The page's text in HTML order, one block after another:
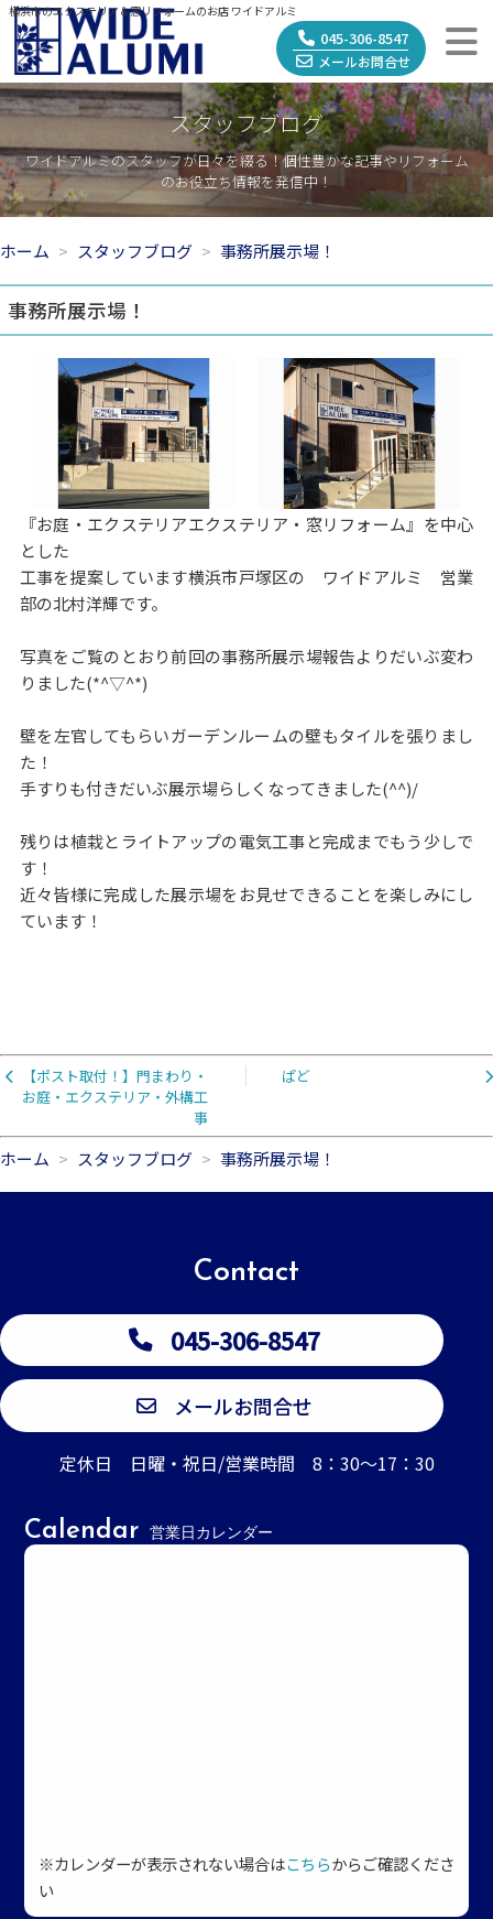
横浜市のエクステリア＆窓リフォームのお店 ワイドアルミ
045-306-8547
メールお問合せ
スタッフブログ
ワイドアルミのスタッフが日々を綴る！個性豊かな記事やリフォーム
のお役立ち情報を発信中！
ホーム スタッフブログ 事務所展示場！
事務所展示場！
『お庭・エクステリアエクステリア・窓リフォーム』を中心
とした
工事を提案しています横浜市戸塚区の ワイドアルミ 営業
部の北村洋輝です。
写真をご覧のとおり前回の事務所展示場報告よりだいぶ変わ
りました(*^▽^*)
壁を左官してもらいガーデンルームの壁もタイルを張りまし
た！
手すりも付きだいぶ展示場らしくなってきました(^^)/
残りは植栽とライトアップの電気工事と完成までもう少しで
す！
近々皆様に完成した展示場をお見せできることを楽しみにし
ています！
ぱど
【ポスト取付！】門まわり・
お庭・エクステリア・外構工
事
ホーム スタッフブログ 事務所展示場！
Contact
045-306-8547
メールお問合せ
定休日 日曜・祝日/営業時間 8：30～17：30
Calendar 営業日カレンダー
※カレンダーが表示されない場合はこちらからご確認くださ
い